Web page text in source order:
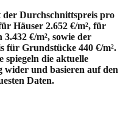
der Durchschnittspreis pro
Häuser 2.652 €/m², für
3.432 €/m², sowie der
für Grundstücke 440 €/m².
spiegeln die aktuelle
und basieren auf den
Daten.